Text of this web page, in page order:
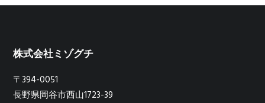
株式会社ミゾグチ
〒394-0051
長野県岡谷市西山1723-39